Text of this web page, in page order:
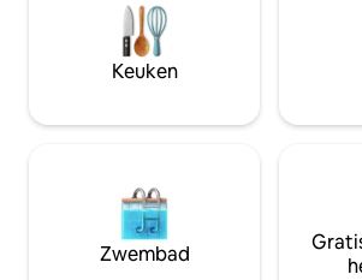
piramides in Caïro. De ruimte is
zorgvuldig ontworpen en nieuw
ingericht en combineert modern
comfort met een onvergetelijk
ervaring begint hier.
Keuken
Zwembad